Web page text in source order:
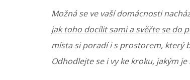
Možná se ve vaší domácnosti
jak toho docílit sami a svěřte se do
místa si poradí i s prostorem, který
Odhodlejte se i vy ke kroku, jakým